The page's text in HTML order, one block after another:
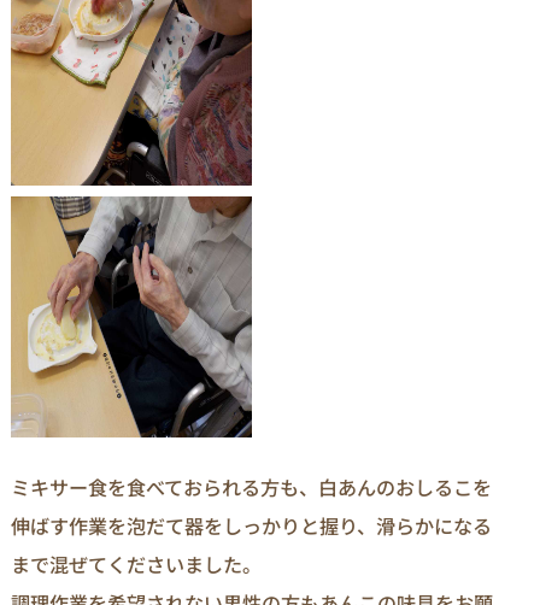
ミキサー食を食べておられる方も、白あんのおしるこを
伸ばす作業を泡だて器をしっかりと握り、滑らかになる
まで混ぜてくださいました。